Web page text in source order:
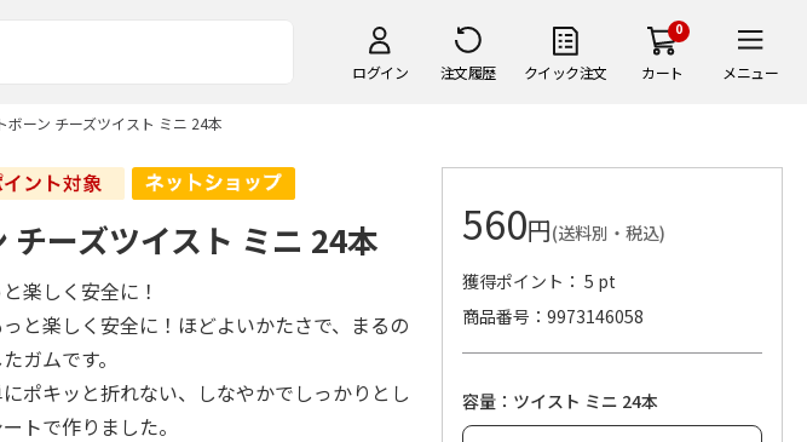
ログイン 注文履歴 クイック注文
0
カート メニュー
ボーン チーズツイスト ミニ 24本
チーズツイスト ミニ 24本
楽しく安全に！
と楽しく安全に！ほどよいかたさで、まるの
ガムです。
ポキッと折れない、しなやかでしっかりとし
トで作りました。
560円(送料別・税込)
獲得ポイント： 5 pt
商品番号
9973146058
容量：ツイスト ミニ 24本